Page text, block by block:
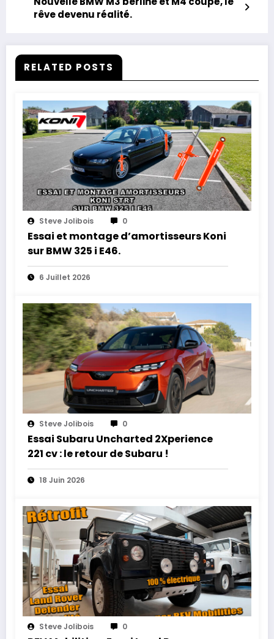
rêve devenu réalité.
RELATED POSTS
Steve Jolibois 0
Essai et montage d’amortisseurs Koni
sur BMW 325 i E46.
6 Juillet 2026
Steve Jolibois 0
Essai Subaru Uncharted 2Xperience
221 cv : le retour de Subaru !
18 Juin 2026
Steve Jolibois 0